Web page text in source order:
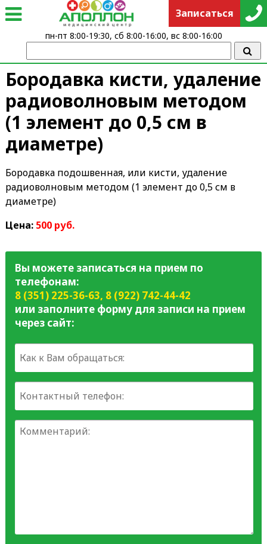
Бородавка кисти, удаление
радиоволновым методом
(1 элемент до 0,5 см в
диаметре)
Бородавка подошвенная, или кисти, удаление
радиоволновым методом (1 элемент до 0,5 см в
диаметре)
Цена: 500 руб.
Вы можете записаться на прием по
телефонам:
8 (351) 225-36-63, 8 (922) 742-44-42
или заполните форму для записи на прием
через сайт:
Записаться
пн-пт 8:00-19:30, сб 8:00-16:00, вс 8:00-16:00